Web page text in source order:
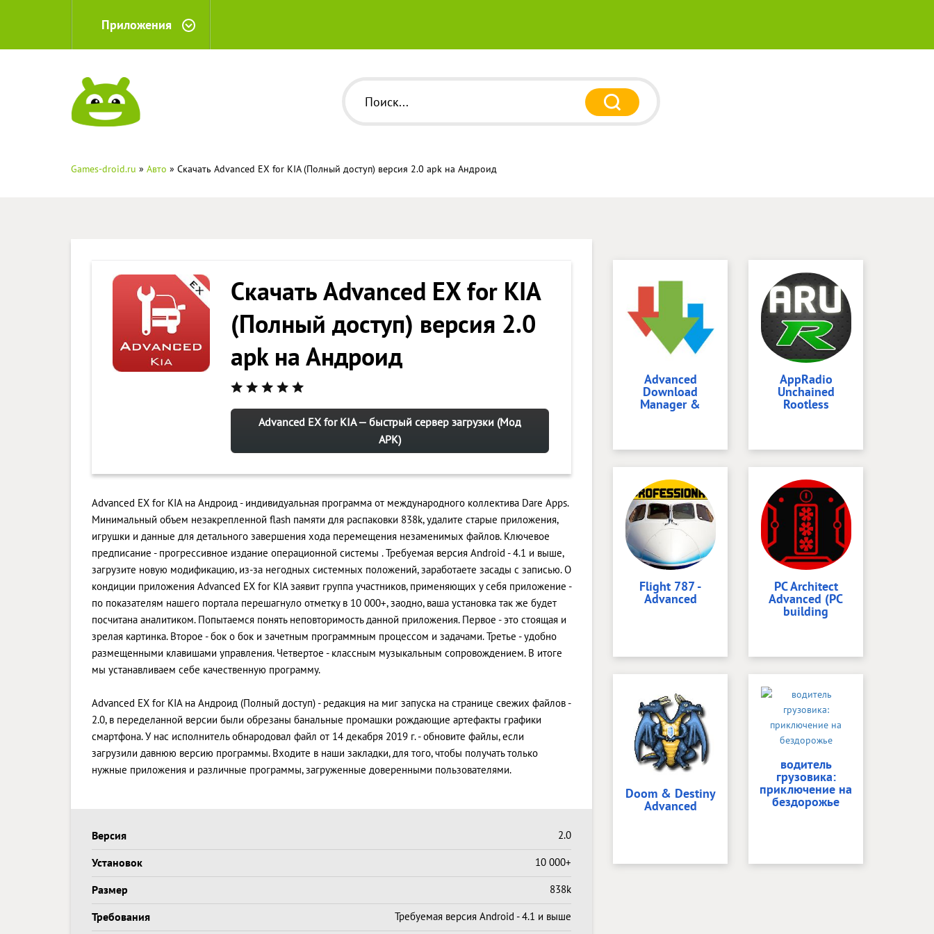
Приложения
Games-droid.ru » Авто » Скачать Advanced EX for KIA (Полный доступ) версия 2.0 apk на Андроид
Скачать Advanced EX for KIA
(Полный доступ) версия 2.0
apk на Андроид
Advanced EX for KIA — быстрый сервер загрузки (Мод
APK)
Advanced EX for KIA на Андроид - индивидуальная программа от международного коллектива Dare Apps.
Минимальный объем незакрепленной flash памяти для распаковки 838k, удалите старые приложения,
игрушки и данные для детального завершения хода перемещения незаменимых файлов. Ключевое
предписание - прогрессивное издание операционной системы . Требуемая версия Android - 4.1 и выше,
загрузите новую модификацию, из-за негодных системных положений, заработаете засады с записью. О
кондиции приложения Advanced EX for KIA заявит группа участников, применяющих у себя приложение -
по показателям нашего портала перешагнуло отметку в 10 000+, заодно, ваша установка так же будет
посчитана аналитиком. Попытаемся понять неповторимость данной приложения. Первое - это стоящая и
зрелая картинка. Второе - бок о бок и зачетным программным процессом и задачами. Третье - удобно
размещенными клавишами управления. Четвертое - классным музыкальным сопровождением. В итоге
мы устанавливаем себе качественную программу.
Advanced EX for KIA на Андроид (Полный доступ) - редакция на миг запуска на странице свежих файлов -
2.0, в переделанной версии были обрезаны банальные промашки рождающие артефакты графики
смартфона. У нас исполнитель обнародовал файл от 14 декабря 2019 г. - обновите файлы, если
загрузили давнюю версию программы. Входите в наши закладки, для того, чтобы получать только
нужные приложения и различные программы, загруженные доверенными пользователями.
Версия 2.0
Установок 10 000+
Размер 838k
Требования Требуемая версия Android - 4.1 и выше
Advanced
Download
Manager &
AppRadio
Unchained
Rootless
Flight 787 -
Advanced
PC Architect
Advanced (PC
building
Doom & Destiny
Advanced
водитель
грузовика:
приключение на
бездорожье